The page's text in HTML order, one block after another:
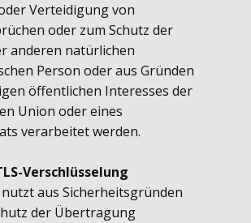
Verteidigung von
oder zum Schutz der
anderen natürlichen
Person oder aus Gründen
öffentlichen Interesses der
Union oder eines
verarbeitet werden.
Verschlüsselung
nutzt aus Sicherheitsgründen
der Übertragung